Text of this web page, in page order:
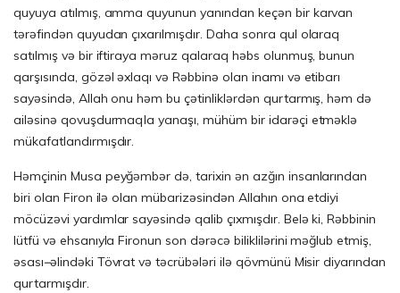
quyuya atılmış, amma quyunun yanından keçən bir karvan
tərəfindən quyudan çıxarılmışdır. Daha sonra qul olaraq
satılmış və bir iftiraya məruz qalaraq həbs olunmuş, bunun
qarşısında, gözəl əxlaqı və Rəbbinə olan inamı və etibarı
sayəsində, Allah onu həm bu çətinliklərdən qurtarmış, həm də
ailəsinə qovuşdurmaqla yanaşı, mühüm bir idarəçi etməklə
mükafatlandırmışdır.
Həmçinin Musa peyğəmbər də, tarixin ən azğın insanlarından
biri olan Firon ilə olan mübarizəsindən Allahın ona etdiyi
möcüzəvi yardımlar sayəsində qalib çıxmışdır. Belə ki, Rəbbinin
lütfü və ehsanıyla Fironun son dərəcə biliklilərini məğlub etmiş,
əsası–əlindəki Tövrat və təcrübələri ilə qövmünü Misir diyarından
qurtarmışdır.